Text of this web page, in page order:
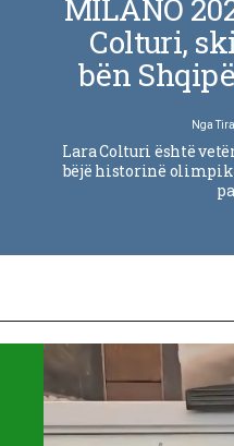
MILANO
Colturi,
bën
Nga
Lara Colturi është
bëjë historinë